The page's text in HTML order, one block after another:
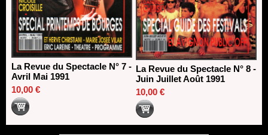
La Revue du Spectacle N° 7 -
Avril Mai 1991
10,00 €
La Revue du Spectacle N° 8 -
Juin Juillet Août 1991
10,00 €